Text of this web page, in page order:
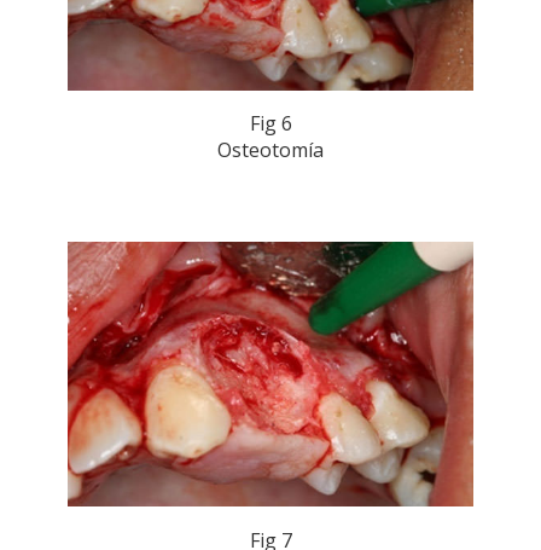
Fig 6
Osteotomía
Fig 7